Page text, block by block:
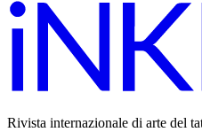
Rivista internazionale di arte del